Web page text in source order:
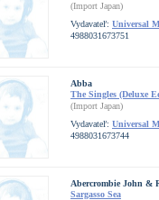
(Import Japan)
Vydavateľ: Universal
4988031673751
Abba
The Singles (Deluxe
(Import Japan)
Vydavateľ: Universal
4988031673744
Abercrombie John &
Sargasso Sea